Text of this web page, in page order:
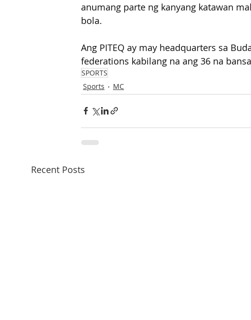
anumang parte ng kanyang katawan
bola.
Ang PITEQ ay may headquarters sa
federations kabilang na ang 36 na
SPORTS
Sports
MC
Recent Posts